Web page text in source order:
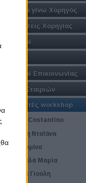
Γιατί να γίνω Χορηγός
Προτάσεις Χορηγίας
Χορηγοί
Χορηγοί Επικοινωνίας
Λίστα Εταιριών
Εισηγητές workshop
Roselli Costantino
Αλεξάκη Νταϊάνα
Γάκη Ερμίνα
Γεωργαλά Μαρία
Δελιέζα Γιούλη